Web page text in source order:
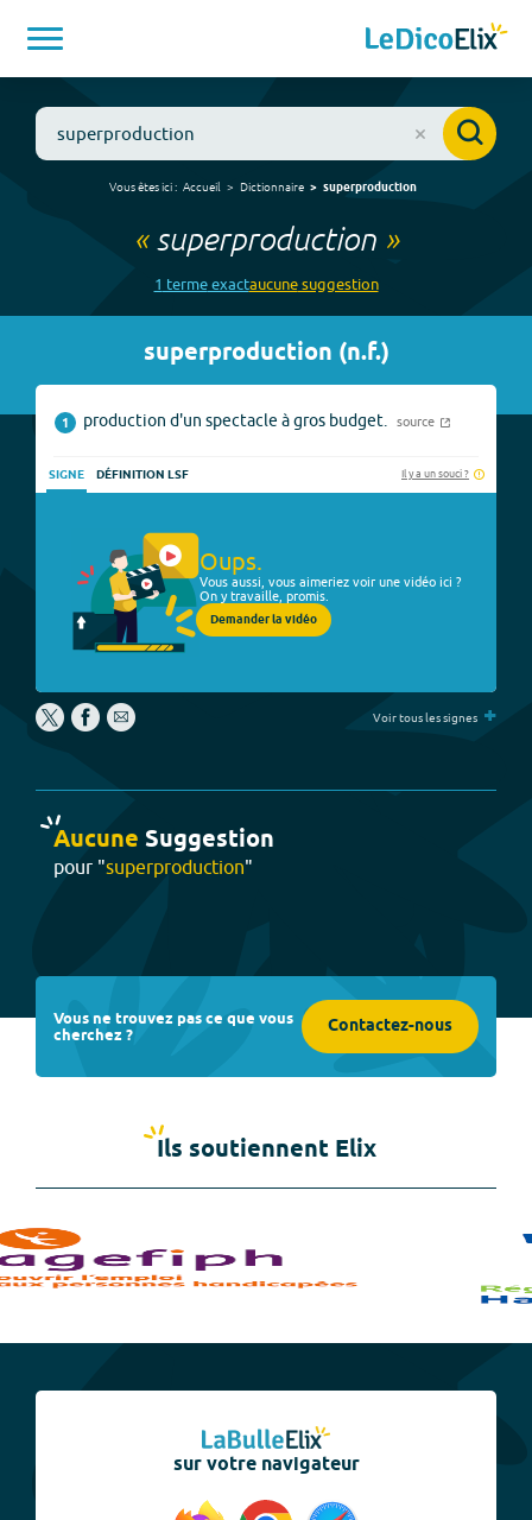
Vous êtes ici : Accueil Dictionnaire superproduction
«superproduction »
1 termeexactaucunesuggestion
superproduction (n.f.)
1 production d'un spectacle à gros budget. source
SIGNE DÉFINITION LSF Il y a un souci ?
Oups.
Vous aussi, vous aimeriez voir une vidéo ici ?
On y travaille, promis.
Demander la vidéo
Voir tous les signes +
Aucune Suggestion
pour "superproduction"
Vous ne trouvez pas ce que vous
cherchez ? Contactez-nous
Ils soutiennent Elix
sur votre navigateur